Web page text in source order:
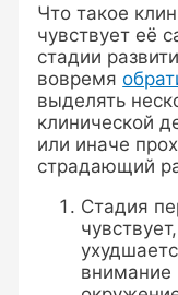
Что такое
чувствует её
стадии
вовремя
выделять
клинической
или иначе
страдающий
Стадия
внимание